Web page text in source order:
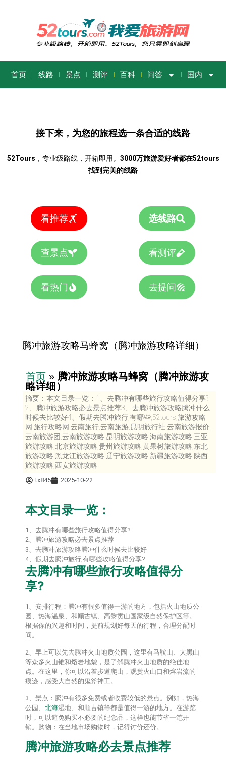
首页 线路 景点 测评 百科 问答 国内
接下来，为您的旅程选一条合适的线路
52Tours ，专业级路线，开箱即用。 3000万旅游爱好者都在52tours
找到完美的线路
看推荐 选线路
查景点 看测评
看热门 去提问
腾冲旅游攻略马蜂窝（腾冲旅游攻略详细）
首页 » 腾冲旅游攻略马蜂窝（腾冲旅游攻
略详细）
摘要：本文目录一览：1、去腾冲有哪些旅行攻略值得分享?
2、腾冲旅游攻略必去景点推荐3、去腾冲旅游攻略腾冲什么
时候去比较好4、假期去腾冲旅行,有哪些,52tours,旅游攻略
网,旅行攻略网,云南旅行,云南旅游,昆明旅行社,云南旅游报价,
云南旅游团,云南旅游攻略,昆明旅游攻略,海南旅游攻略,三亚
旅游攻略,北京旅游攻略,贵州旅游攻略,黄果树旅游攻略,东北
旅游攻略,黑龙江旅游攻略,辽宁旅游攻略,新疆旅游攻略,陕西
旅游攻略,西安旅游攻略
tx845 2025-10-22
本文目录一览：
1、去腾冲有哪些旅行攻略值得分享?
2、腾冲旅游攻略必去景点推荐
3、去腾冲旅游攻略腾冲什么时候去比较好
4、假期去腾冲旅行,有哪些攻略值得分享?
去腾冲有哪些旅行攻略值得分
享?
1、安排行程：腾冲有很多值得一游的地方，包括火山地质公
园、热海温泉、和顺古镇、高黎贡山国家级自然保护区等。
根据你的兴趣和时间，提前规划好每天的行程，合理分配时
间。
2、早上可以先去腾冲火山地质公园，这里有马鞍山、大黑山
等众多火山锥和熔岩地貌，是了解腾冲火山地质的绝佳地
点。在这里，你可以沿着步道爬山，观赏火山口和熔岩流的
痕迹，感受大自然的鬼斧神工。
3、景点：腾冲有很多免费或者收费较低的景点。例如，热海
公园、 北海湿地、和顺古镇等都是值得一游的地方。在游览
时，可以避免购买不必要的纪念品，这样也能节省一笔开
销。购物：在当地市场购物时，记得讨价还价。
腾冲旅游攻略必去景点推荐